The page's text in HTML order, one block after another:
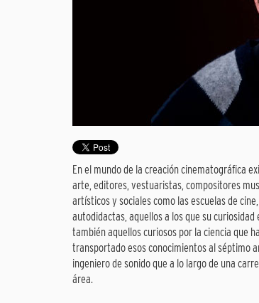
En el mundo de la creación cinematográfica
arte, editores, vestuaristas, compositores
artísticos y sociales como las escuelas de
autodidactas, aquellos a los que su
también aquellos curiosos por la ciencia que
transportado esos conocimientos al séptimo
ingeniero de sonido que a lo largo de una
área.